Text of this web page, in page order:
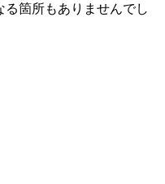
る箇所もありませんでし